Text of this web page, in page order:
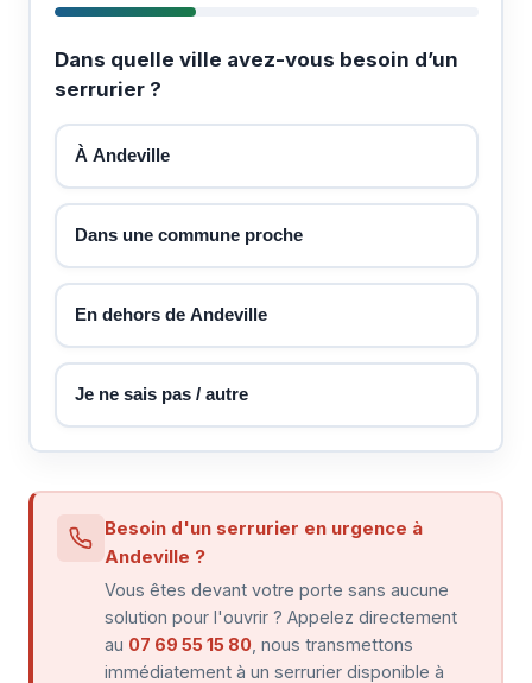
Dans quelle ville avez-vous besoin d’un
serrurier ?
À Andeville
Dans une commune proche
En dehors de Andeville
Je ne sais pas / autre
Besoin d'un serrurier en urgence à
Andeville ?
Vous êtes devant votre porte sans aucune
solution pour l'ouvrir ? Appelez directement
au 07 69 55 15 80 , nous transmettons
immédiatement à un serrurier disponible à